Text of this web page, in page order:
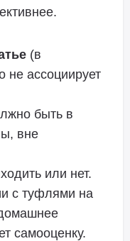
(в
не ассоциирует
быть в
вне
или нет.
с туфлями на
самооценку.